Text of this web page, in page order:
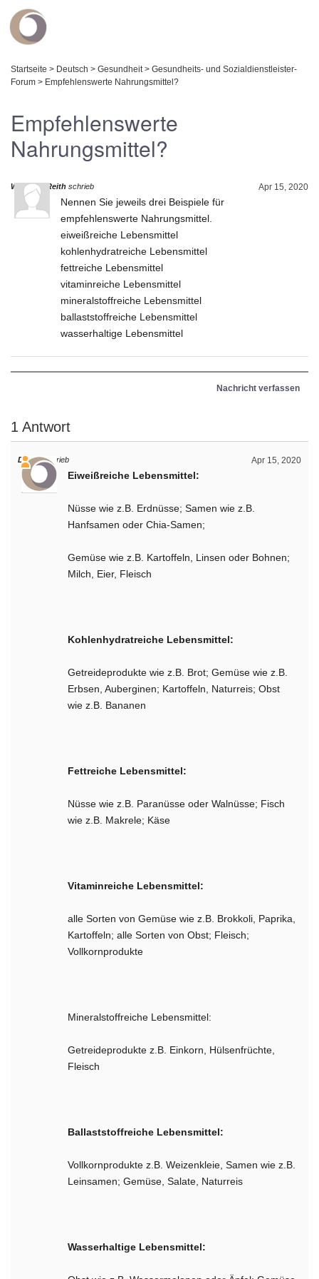
Startseite > Deutsch > Gesundheit > Gesundheits- und Sozialdienstleister-
Forum > Empfehlenswerte Nahrungsmittel?
Empfehlenswerte
Nahrungsmittel?
Apr 15, 2020
Waltraud Reith schrieb
Nennen Sie jeweils drei Beispiele für
empfehlenswerte Nahrungsmittel.
eiweißreiche Lebensmittel
kohlenhydratreiche Lebensmittel
fettreiche Lebensmittel
vitaminreiche Lebensmittel
mineralstoffreiche Lebensmittel
ballaststoffreiche Lebensmittel
wasserhaltige Lebensmittel
Nachricht verfassen
1 Antwort
Apr 15, 2020
Daniel schrieb
Eiweißreiche Lebensmittel:
Nüsse wie z.B. Erdnüsse; Samen wie z.B.
Hanfsamen oder Chia-Samen;
Gemüse wie z.B. Kartoffeln, Linsen oder Bohnen;
Milch, Eier, Fleisch
Kohlenhydratreiche Lebensmittel:
Getreideprodukte wie z.B. Brot; Gemüse wie z.B.
Erbsen, Auberginen; Kartoffeln, Naturreis; Obst
wie z.B. Bananen
Fettreiche Lebensmittel:
Nüsse wie z.B. Paranüsse oder Walnüsse; Fisch
wie z.B. Makrele; Käse
Vitaminreiche Lebensmittel:
alle Sorten von Gemüse wie z.B. Brokkoli, Paprika,
Kartoffeln; alle Sorten von Obst; Fleisch;
Vollkornprodukte
Mineralstoffreiche Lebensmittel:
Getreideprodukte z.B. Einkorn, Hülsenfrüchte,
Fleisch
Ballaststoffreiche Lebensmittel:
Vollkornprodukte z.B. Weizenkleie, Samen wie z.B.
Leinsamen; Gemüse, Salate, Naturreis
Wasserhaltige Lebensmittel: